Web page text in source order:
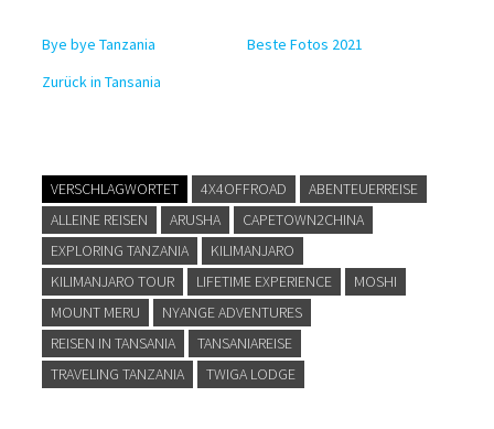
Bye bye Tanzania
Beste Fotos 2021
Zurück in Tansania
VERSCHLAGWORTET 4X4OFFROAD
ABENTEUERREISE
ALLEINE REISEN
ARUSHA
CAPETOWN2CHINA
EXPLORING TANZANIA
KILIMANJARO
KILIMANJARO TOUR
LIFETIME EXPERIENCE
MOSHI
MOUNT MERU
NYANGE ADVENTURES
REISEN IN TANSANIA
TANSANIAREISE
TRAVELING TANZANIA
TWIGA LODGE